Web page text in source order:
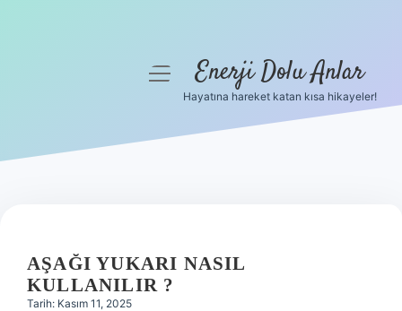
Hakkımızda
menüyüEnerji Dolu Anlar
Hayatına hareket katan kısa hikayeler!
AŞAĞI YUKARI NASIL
KULLANILIR ?
Tarih: Kasım 11, 2025